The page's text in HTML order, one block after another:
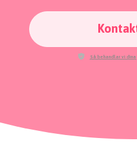
Så behandlar vi